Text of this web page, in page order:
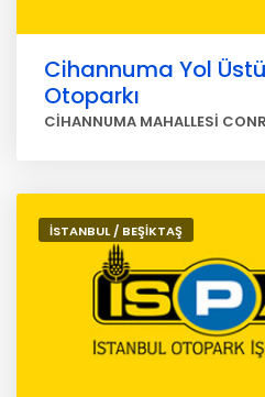
Cihannuma Yol
Otoparkı
CİHANNUMA MAHALLESİ
İSTANBUL / BEŞİKTAŞ